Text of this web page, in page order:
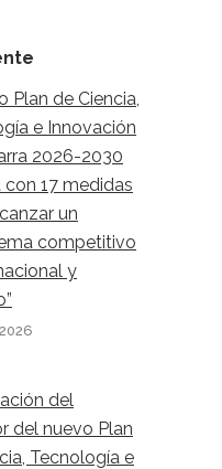
Plan de Ciencia,
e Innovación
2026-2030
17 medidas
un
competitivo
y
del
del nuevo Plan
Tecnología e